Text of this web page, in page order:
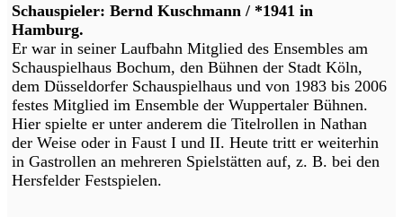
Schauspieler: Bernd Kuschmann / *1941 in
Hamburg.
Er war in seiner Laufbahn Mitglied des Ensembles am
Schauspielhaus Bochum, den Bühnen der Stadt Köln,
dem Düsseldorfer Schauspielhaus und von 1983 bis 2006
festes Mitglied im Ensemble der Wuppertaler Bühnen.
Hier spielte er unter anderem die Titelrollen in Nathan
der Weise oder in Faust I und II. Heute tritt er weiterhin
in Gastrollen an mehreren Spielstätten auf, z. B. bei den
Hersfelder Festspielen.